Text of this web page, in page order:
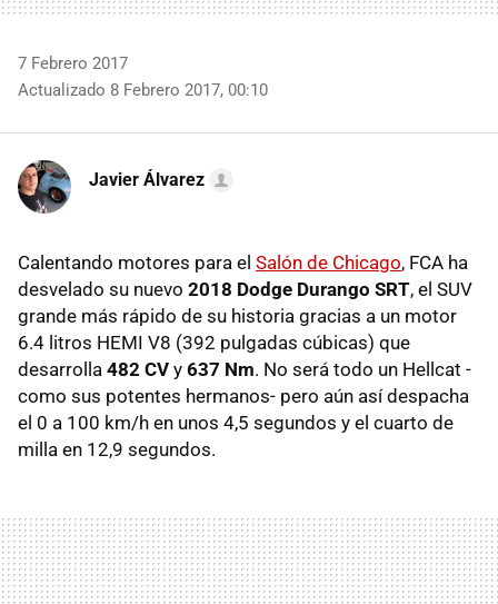
7 Febrero 2017
Actualizado 8 Febrero 2017, 00:10
Javier Álvarez
Calentando motores para el Salón de Chicago, FCA ha
desvelado su nuevo 2018 Dodge Durango SRT, el SUV
grande más rápido de su historia gracias a un motor
6.4 litros HEMI V8 (392 pulgadas cúbicas) que
desarrolla 482 CV y 637 Nm. No será todo un Hellcat -
como sus potentes hermanos- pero aún así despacha
el 0 a 100 km/h en unos 4,5 segundos y el cuarto de
milla en 12,9 segundos.